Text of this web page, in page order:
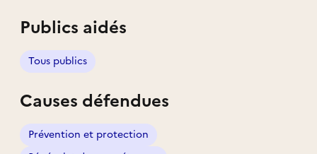
Publics aidés
Tous publics
Causes défendues
Prévention et protection